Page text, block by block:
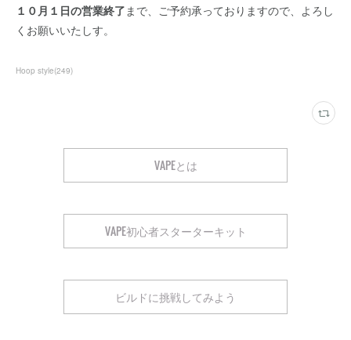
１０月１日の営業終了まで、ご予約承っておりますので、よろし
くお願いいたしす。
Hoop style(249)
VAPEとは
VAPE初心者スターターキット
ビルドに挑戦してみよう